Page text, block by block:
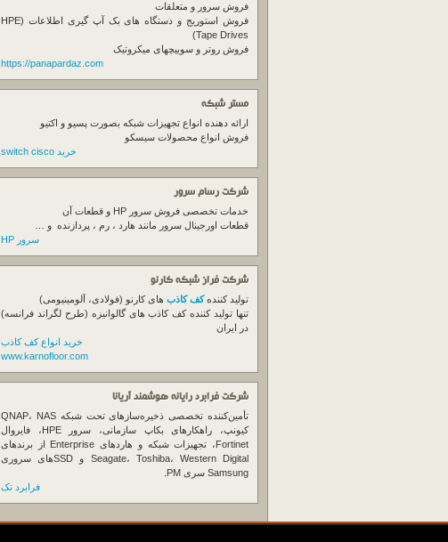
فروش سرور و متعلقات
فروش استوریج و دستگاه های بک آپ گیری اطلاعات (HPE
Tape Drives)
فروش روتر و سوییچهای میکروتیک
https://panapardaz.com
مستر شبکه
ارائه دهنده انواع تجهیزات شبکه بصورت پسیو و اکتیو
فروش انواع محصولات سیسکو
خرید switch cisco
شرکت رسام سرور
خدمات تخصصی فروش سرور
قطعات اورجینال سرور مانند هارد ، رم ، پردازنده و …
سرور HP
شرکت فراز شبکه کارنو
تولید کنندهکف کاذب های کارنو (فولادی، آلومینیومی)
تنها تولید کننده کف کاذب های گالوانیزه (طرح لگراند فرانسه)
در ایران
خرید انواع کف کاذب
www.karnofloor.com
شرکت فرابرد رایانه هوشمند آریانا
تأمین‌کننده تخصصی ذخیره‌سازهای تحت شبکه QNAP، NAS
کیونپ، راهکارهای بکاپ سازمانی، سرور HPE، فایروال
Fortinet، تجهیزات شبکه و هاردهای Enterprise از برندهای
Seagate، Toshiba، Western Digital و SSDهای سروری
Samsung سری PM.
فرابرد تک